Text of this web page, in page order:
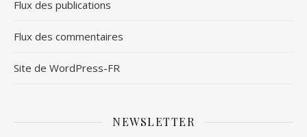
Flux des publications
Flux des commentaires
Site de WordPress-FR
NEWSLETTER